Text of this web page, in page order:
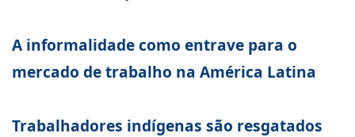
A informalidade como entrave para o
mercado de trabalho na América Latina
Trabalhadores indígenas são resgatados